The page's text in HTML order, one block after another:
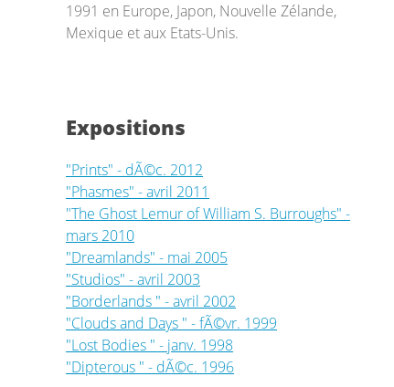
1991 en Europe, Japon, Nouvelle Zélande,
Mexique et aux Etats-Unis.
Expositions
"Prints" - dÃ©c. 2012
"Phasmes" - avril 2011
"The Ghost Lemur of William S. Burroughs" -
mars 2010
"Dreamlands" - mai 2005
"Studios" - avril 2003
"Borderlands " - avril 2002
"Clouds and Days " - fÃ©vr. 1999
"Lost Bodies " - janv. 1998
"Dipterous " - dÃ©c. 1996